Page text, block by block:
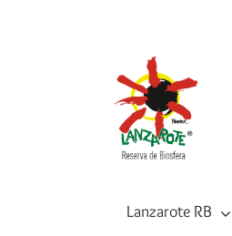
Lanzarote RB